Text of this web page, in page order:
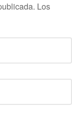
Los